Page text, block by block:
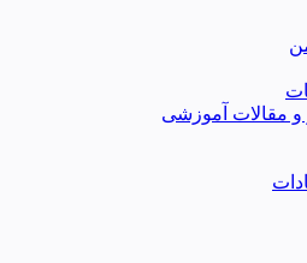
و مقالات آموزشی